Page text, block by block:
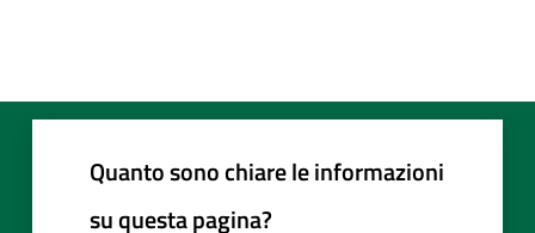
Quanto sono chiare le informazioni
su questa pagina?